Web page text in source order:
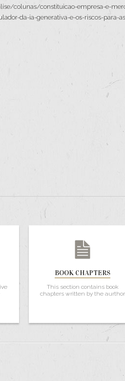
colunas/constituicao-empresa-e-
da-ia-generativa-e-os-riscos-para-
BOOK CHAPTERS
This section contains book
chapters written by the aurthor